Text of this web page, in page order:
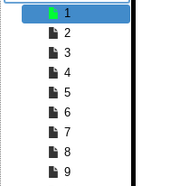
1
2
3
4
5
6
7
8
9